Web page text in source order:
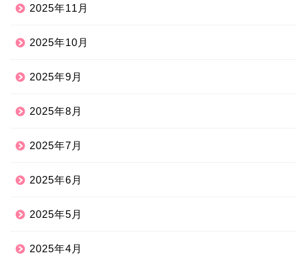
2025年11月
2025年10月
2025年9月
2025年8月
2025年7月
2025年6月
2025年5月
2025年4月